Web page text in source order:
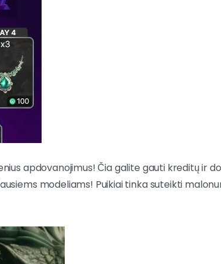
apdovanojimus! Čia galite gauti kreditų ir
modeliams! Puikiai tinka suteikti